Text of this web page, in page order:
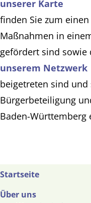
unserer Karte
finden Sie zum
Maßnahmen in
gefördert sind sowie
unserem Netzwerk
beigetreten sind
Bürgerbeteiligung
Baden-Württemberg
Startseite
Über uns